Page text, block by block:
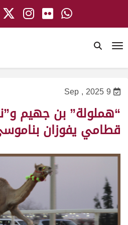
9 Sep , 2025
“هملولة” بن جهيم
قطامي يفوزان